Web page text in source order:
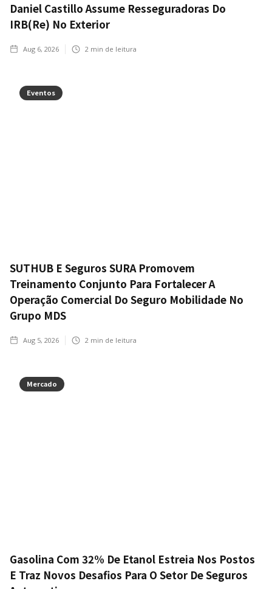
Daniel Castillo Assume Resseguradoras Do
IRB(Re) No Exterior
Aug 6, 2026 2 min de leitura
Eventos
SUTHUB E Seguros SURA Promovem
Treinamento Conjunto Para Fortalecer A
Operação Comercial Do Seguro Mobilidade No
Grupo MDS
Aug 5, 2026 2 min de leitura
Mercado
Gasolina Com 32% De Etanol Estreia Nos Postos
E Traz Novos Desafios Para O Setor De Seguros